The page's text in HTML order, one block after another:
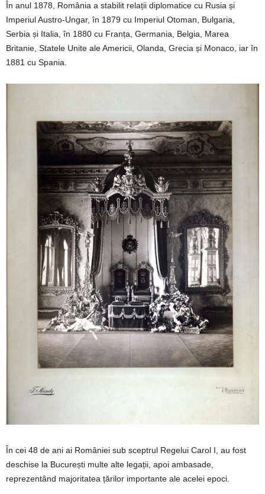
În anul 1878, România a stabilit relații diplomatice cu Rusia și
Imperiul Austro-Ungar, în 1879 cu Imperiul Otoman, Bulgaria,
Serbia și Italia, în 1880 cu Franța, Germania, Belgia, Marea
Britanie, Statele Unite ale Americii, Olanda, Grecia și Monaco, iar în
1881 cu Spania.
În cei 48 de ani ai României sub sceptrul Regelui Carol I, au fost
deschise la București multe alte legații, apoi ambasade,
reprezentând majoritatea țărilor importante ale acelei epoci.